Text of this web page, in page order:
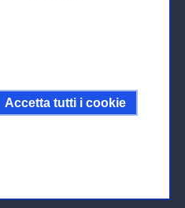
Accetta tutti i cookie